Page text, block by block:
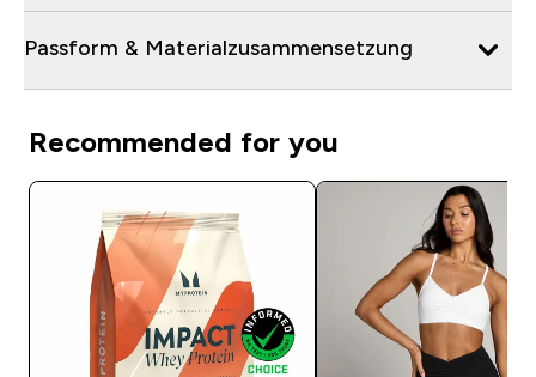
Passform & Materialzusammensetzung
Recommended for you